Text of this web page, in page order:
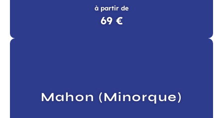
à partir de
69 €
Mahon (Minorque)